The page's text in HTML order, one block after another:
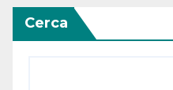
Cerca